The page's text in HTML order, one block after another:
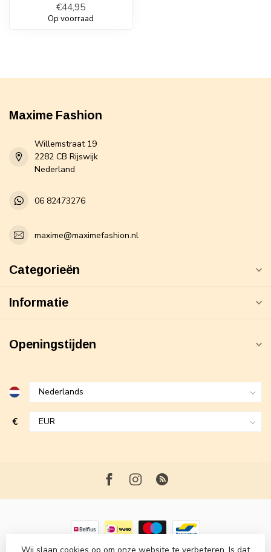
€44,95
Op voorraad
Maxime Fashion
Willemstraat 19
2282 CB Rijswijk
Nederland
06 82473276
maxime@maximefashion.nl
Categorieën
Informatie
Openingstijden
€